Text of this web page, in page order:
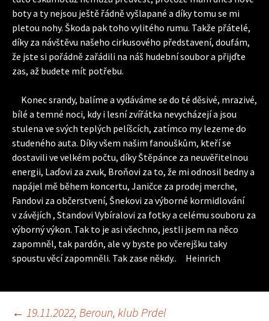
boty a ty nejsou ještě řádně vyšlapané a díky tomu se mi
pletou nohy. Škoda pak toho vylitého rumu. Takže přátelé,
díky za návštěvu našeho cirkusového představení, doufám,
že jste si pořádně zařádili na náš hudební soubor a přijďte
zas, až budete mít potřebu.
Konec srandy, balíme a vydáváme se do té děsivé, mrazivé,
bílé a temné noci, kdy i lesní zvířátka nevycházejí a jsou
stulena ve svých teplých pelíšcích, zatímco my lezeme do
studeného auta. Díky všem našim fanouškům, kteří se
dostavili ve velkém počtu, díky Štěpánce za neuvěřitelnou
energii, Laďovi za zvuk, Broňovi za to, že mi odnosil bedny a
napájel mě během koncertu, Janičce za prodej merche,
Fandovi za občerstvení, Šnekovi za výborné kormidlování
v závějích , Standovi Vybíralovi za fotky a celému souboru za
výborný výkon. Tak to je asi všechno, jestli jsem na něco
zapomněl, tak pardón, ale vy byste po včerejšku taky
spoustu věcí zapomněli. Tak zase někdy.. Heinrich
← 19.11.2022, Beroun, klub Prdel